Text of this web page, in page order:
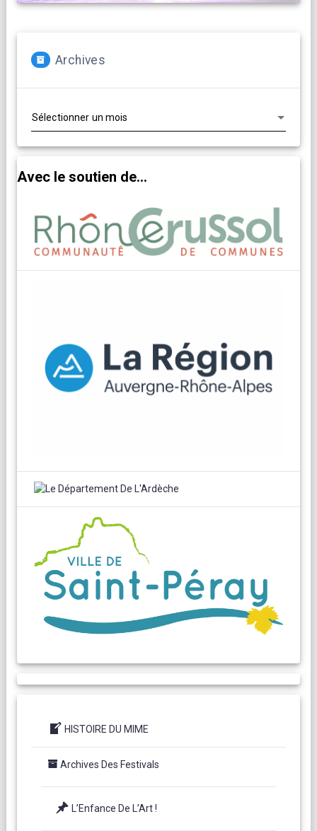
Archives
Avec le soutien de...
HISTOIRE DU MIME
Archives Des Festivals
L’Enfance De L’Art !